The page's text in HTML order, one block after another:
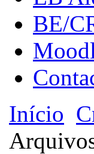
BE/
Início